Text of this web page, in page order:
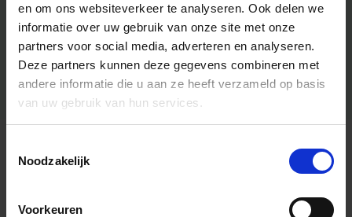
en om ons websiteverkeer te analyseren. Ook delen we
informatie over uw gebruik van onze site met onze
partners voor social media, adverteren en analyseren.
Deze partners kunnen deze gegevens combineren met
andere informatie die u aan ze heeft verzameld op basis
van uw gebruik van hun services.
Noodzakelijk
Voorkeuren
Algemene informatie